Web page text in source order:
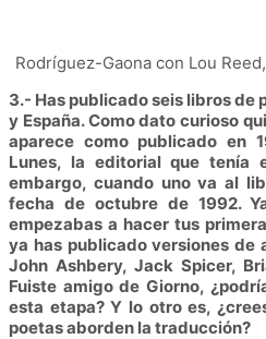
Rodríguez-Gaona con Lou
3.- Has publicado seis libros de
y España. Como dato curioso
aparece como publicado en
Lunes, la editorial que tenía
embargo, cuando uno va al
fecha de octubre de 1992.
empezabas a hacer tus
ya has publicado versiones de
John Ashbery, Jack Spicer,
Fuiste amigo de Giorno,
esta etapa? Y lo otro es,
poetas aborden la traducción?